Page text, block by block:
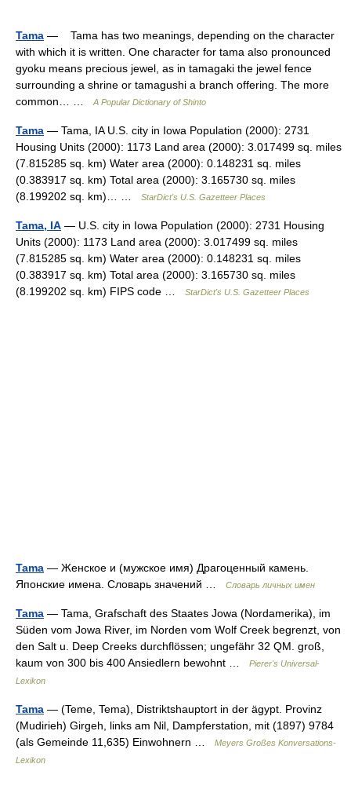
Tama — Tama has two meanings, depending on the character
with which it is written. One character for tama also pronounced
gyoku means precious jewel, as in tamagaki the jewel fence
surrounding a shrine or tamagushi a branch offering. The more
common… …
A Popular Dictionary of Shinto
Tama — Tama, IA U.S. city in Iowa Population (2000): 2731
Housing Units (2000): 1173 Land area (2000): 3.017499 sq. miles
(7.815285 sq. km) Water area (2000): 0.148231 sq. miles
(0.383917 sq. km) Total area (2000): 3.165730 sq. miles
(8.199202 sq. km)… …
StarDict's U.S. Gazetteer Places
Tama, IA — U.S. city in Iowa Population (2000): 2731 Housing
Units (2000): 1173 Land area (2000): 3.017499 sq. miles
(7.815285 sq. km) Water area (2000): 0.148231 sq. miles
(0.383917 sq. km) Total area (2000): 3.165730 sq. miles
(8.199202 sq. km) FIPS code …
StarDict's U.S. Gazetteer Places
Tama — Женское и (мужское имя) Драгоценный камень.
Японские имена. Словарь значений …
Словарь личных имен
Tama — Tama, Grafschaft des Staates Jowa (Nordamerika), im
Süden vom Jowa River, im Norden vom Wolf Creek begrenzt, von
den Salt u. Deep Creeks durchflössen; ungefähr 32 QM. groß,
kaum von 300 bis 400 Ansiedlern bewohnt …
Pierer's Universal-
Lexikon
Tama — (Teme, Tema), Distriktshauptort in der ägypt. Provinz
(Mudirieh) Girgeh, links am Nil, Dampferstation, mit (1897) 9784
(als Gemeinde 11,635) Einwohnern …
Meyers Großes Konversations-
Lexikon